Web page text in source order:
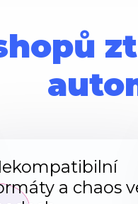
a chaos